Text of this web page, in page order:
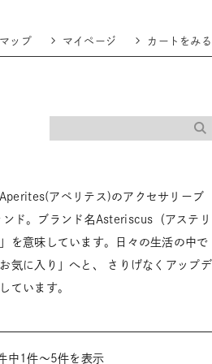
ップ マイページ カートをみる
アペリテス)のアクセサリーブ
ド。ブランド名Asteriscus（アステリ
を意味しています。日々の生活の中で
気に入り」へと、 さりげなくアップデ
ています。
中1件～5件を表示